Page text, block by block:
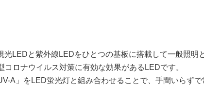
光LEDと紫外線LEDをひとつの基板に搭載して一般照明
ロナウイルス対策に有効な効果があるLEDです。
A」をLED蛍光灯と組み合わせることで、手間いらずで